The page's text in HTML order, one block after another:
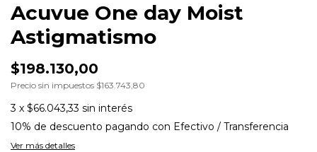
Acuvue One day Moist
Astigmatismo
$198.130,00
Precio sin impuestos $163.743,80
3 x $66.043,33 sin interés
10% de descuento pagando con Efectivo / Transferencia
Ver más detalles